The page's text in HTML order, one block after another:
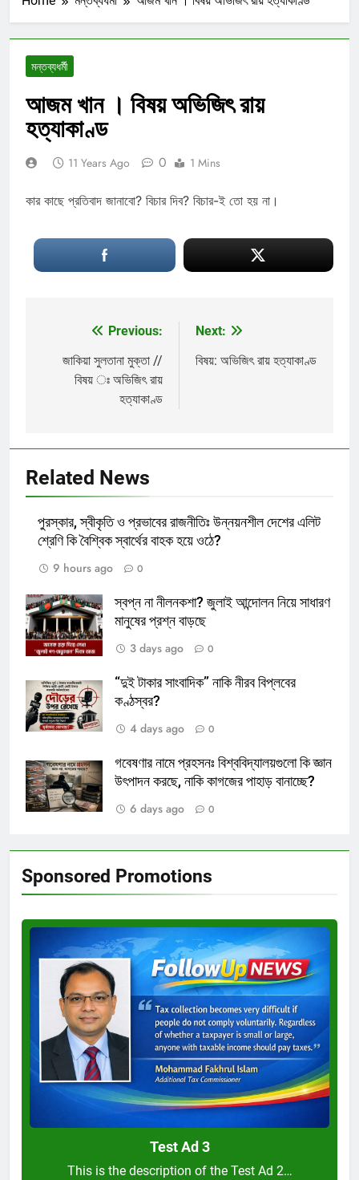
মন্তব্যধর্মী
আজম খান । বিষয় অভিজিৎ রায়
হত্যাকাণ্ড
11 Years Ago 0 1 Mins
কার কাছে প্রতিবাদ জানাবো? বিচার দিব? বিচার-ই তো হয় না।
navigation
Previous:
জাকিয়া সুলতানা মুক্তা //
বিষয় ঃ অভিজিৎ রায়
হত্যাকাণ্ড
Next:
বিষয়: অভিজিৎ রায় হত্যাকাণ্ড
Related News
পুরস্কার, স্বীকৃতি ও প্রভাবের রাজনীতিঃ উন্নয়নশীল দেশের এলিট
শ্রেণি কি বৈশ্বিক স্বার্থের বাহক হয়ে ওঠে?
9 hours ago
0
স্বপ্ন না নীলনকশা? জুলাই আন্দোলন নিয়ে সাধারণ
মানুষের প্রশ্ন বাড়ছে
3 days ago
0
“দুই টাকার সাংবাদিক” নাকি নীরব বিপ্লবের
কণ্ঠস্বর?
4 days ago
0
গবেষণার নামে প্রহসনঃ বিশ্ববিদ্যালয়গুলো কি জ্ঞান
উৎপাদন করছে, নাকি কাগজের পাহাড় বানাচ্ছে?
6 days ago
0
Sponsored Promotions
Ad
3
Test Ad 3
This is the description of the Test Ad 2…